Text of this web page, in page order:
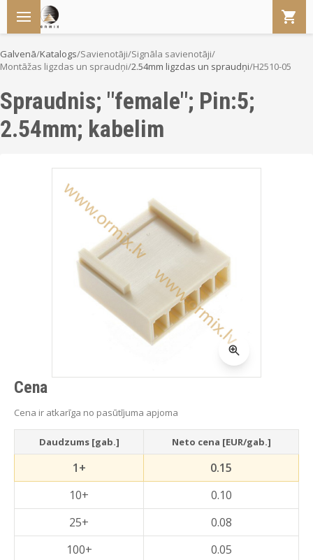
Galvenā/Katalogs/Savienotāji/Signāla savienotāji/
Montāžas ligzdas un spraudņi/2.54mm ligzdas un spraudņi/H2510-05
Spraudnis; "female"; Pin:5;
2.54mm; kabelim
Cena
Cena ir atkarīga no pasūtījuma apjoma
Daudzums [gab.] Neto cena [EUR/gab.]
1+
0.15
10+
0.10
25+
0.08
100+
0.05